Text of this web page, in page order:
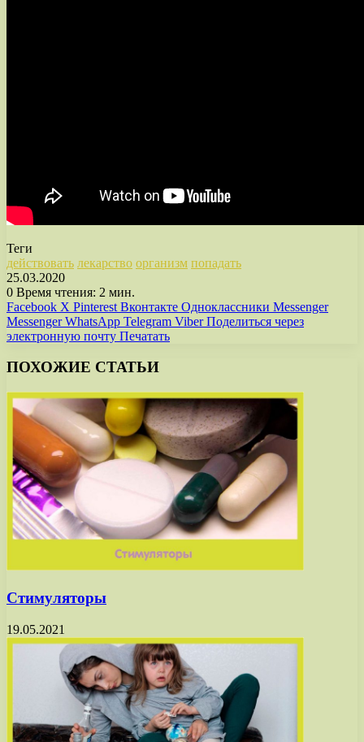
Теги
действовать лекарство организм попадать
25.03.2020
0 Время чтения: 2 мин.
Facebook X Pinterest Вконтакте Одноклассники Messenger
Messenger WhatsApp Telegram Viber Поделиться через
электронную почту Печатать
ПОХОЖИЕ СТАТЬИ
Стимуляторы
19.05.2021